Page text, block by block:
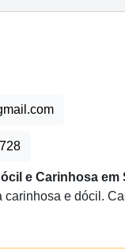
e Carinhosa em
e dócil.